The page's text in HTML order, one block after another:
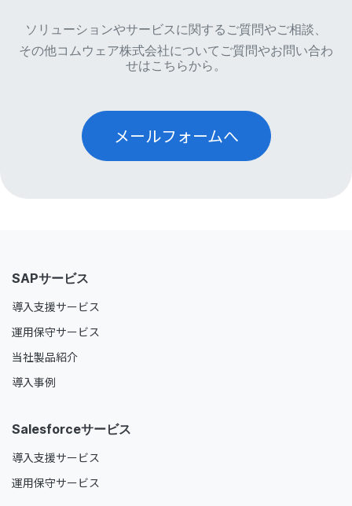
ソリューションやサービスに関するご質問やご相談、
その他コムウェア株式会社についてご質問やお問い合わ
せはこちらから。
メールフォームへ
SAPサービス
導入支援サービス
運用保守サービス
当社製品紹介
導入事例
Salesforceサービス
導入支援サービス
運用保守サービス